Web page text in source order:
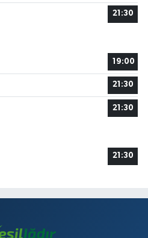
21:30
19:00
21:30
21:30
21:30